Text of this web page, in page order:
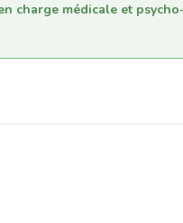
charge médicale et